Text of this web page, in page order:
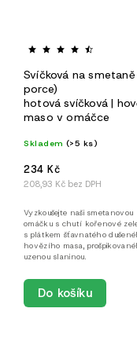
Svíčková na
porce)
hotová svíčková |
maso v omáčce
Skladem (>5 ks)
208,93 Kč bez DPH
234 Kč
Do košíku
Vyzkoušejte naši smetanovou
omáčku s chutí kořenové
s plátkem šťavnatého
hovězího masa,
uzenou slaninou.